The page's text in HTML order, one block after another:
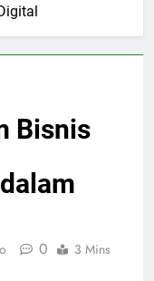
Bisnis
0 3 Mins